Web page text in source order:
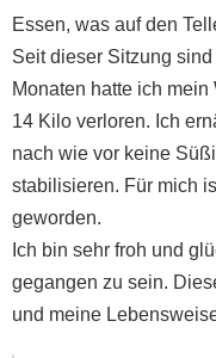
Essen, was auf den
Seit dieser Sitzung
Monaten hatte ich
14 Kilo verloren. Ich
nach wie vor keine
stabilisieren. Für mich
geworden.
Ich bin sehr froh und
gegangen zu sein.
und meine